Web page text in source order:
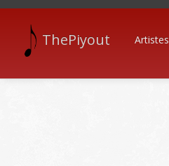
ThePiyout Artistes